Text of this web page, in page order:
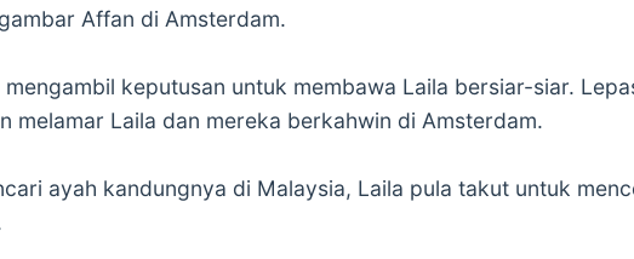
Affan di Amsterdam.
keputusan untuk membawa Laila bersiar-siar.
melamar Laila dan mereka berkahwin di Amsterdam.
ayah kandungnya di Malaysia, Laila pula takut untuk